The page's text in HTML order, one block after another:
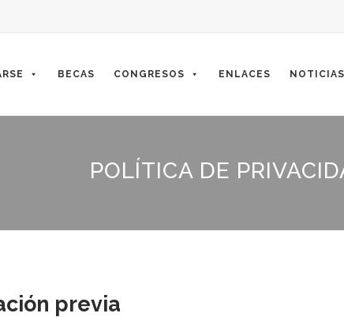
BECAS CONGRESOS ENLACES NOTICIAS
POLÍTICA DE
previa